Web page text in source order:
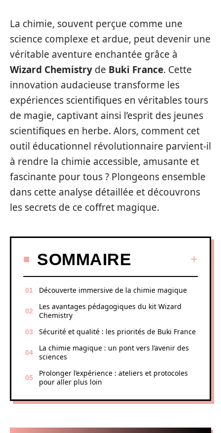
La chimie, souvent perçue comme une
science complexe et ardue, peut devenir une
véritable aventure enchantée grâce à
Wizard Chemistry de Buki France. Cette
innovation audacieuse transforme les
expériences scientifiques en véritables tours
de magie, captivant ainsi l’esprit des jeunes
scientifiques en herbe. Alors, comment cet
outil éducationnel révolutionnaire parvient-il
à rendre la chimie accessible, amusante et
fascinante pour tous ? Plongeons ensemble
dans cette analyse détaillée et découvrons
les secrets de ce coffret magique.
SOMMAIRE
Découverte immersive de la chimie magique
Les avantages pédagogiques du kit Wizard
Chemistry
Sécurité et qualité : les priorités de Buki France
La chimie magique : un pont vers l’avenir des
sciences
Prolonger l’expérience : ateliers et protocoles
pour aller plus loin